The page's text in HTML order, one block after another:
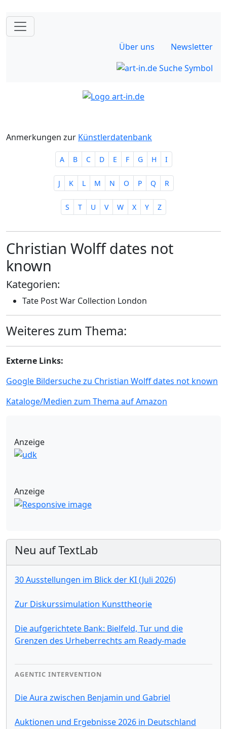
Über uns Newsletter
Anmerkungen zur Künstlerdatenbank
A B C D E F G H I
J K L M N O P Q R
S T U V W X Y Z
Christian Wolff dates not
known
Kategorien:
Tate Post War Collection London
Weiteres zum Thema:
Externe Links:
Google Bildersuche zu Christian Wolff dates not known
Kataloge/Medien zum Thema auf Amazon
Anzeige
Anzeige
Neu auf TextLab
30 Ausstellungen im Blick der KI (Juli 2026)
Zur Diskurssimulation Kunsttheorie
Die aufgerichtete Bank: Bielfeld, Tur und die
Grenzen des Urheberrechts am Ready-made
AGENTIC INTERVENTION
Die Aura zwischen Benjamin und Gabriel
Auktionen und Ergebnisse 2026 in Deutschland